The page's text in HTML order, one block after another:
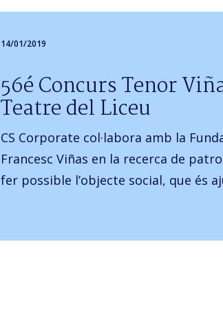
14/01/2019
56é Concurs Tenor
Teatre del Liceu
CS Corporate col·labora amb la
Francesc Viñas en la recerca de
fer possible l’objecte social, que és